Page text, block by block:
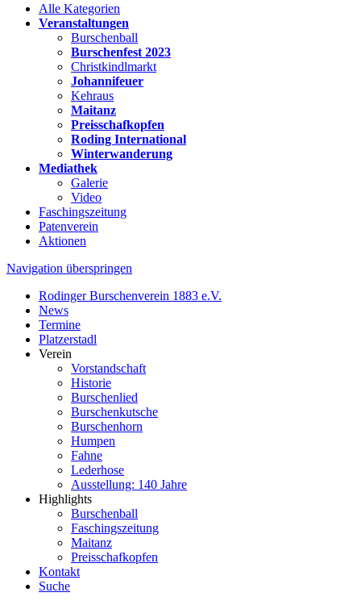
Alle Kategorien
Veranstaltungen
Burschenball
Burschenfest 2023
Christkindlmarkt
Johannifeuer
Kehraus
Maitanz
Preisschafkopfen
Roding International
Winterwanderung
Mediathek
Galerie
Video
Faschingszeitung
Patenverein
Aktionen
Navigation überspringen
Rodinger Burschenverein 1883 e.V.
News
Termine
Platzerstadl
Verein
Vorstandschaft
Historie
Burschenlied
Burschenkutsche
Burschenhorn
Humpen
Fahne
Lederhose
Ausstellung: 140 Jahre
Highlights
Burschenball
Faschingszeitung
Maitanz
Preisschafkopfen
Kontakt
Suche